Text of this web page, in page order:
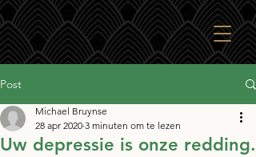
Post
Uw depressie is onze redding.
Michael Bruynse
28 apr 2020 3 minuten om te lezen